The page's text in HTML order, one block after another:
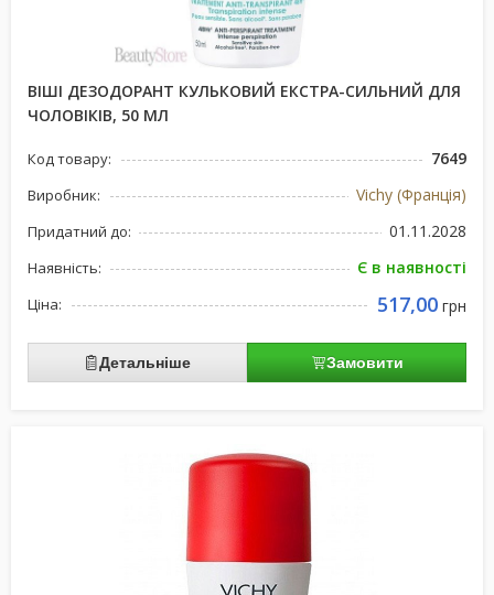
ВІШІ ДЕЗОДОРАНТ КУЛЬКОВИЙ ЕКСТРА-СИЛЬНИЙ ДЛЯ
ЧОЛОВІКІВ, 50 МЛ
Код товару: 7649
Виробник: Vichy (Франція)
Придатний до: 01.11.2028
Наявність: Є в наявності
Ціна: 517,00 грн
Детальніше Замовити